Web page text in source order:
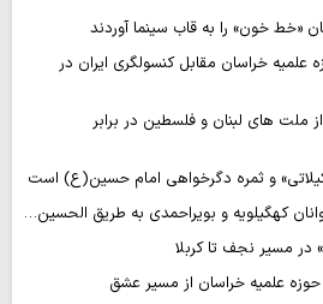
«خط خون» را به قاب سینما آوردند
علمیه خراسان مقابل کنسولگری ایران در
ملت های لبنان و فلسطین در برابر
و ثمره دگرخواهی امام حسین(ع) است
مسیر نجف تا کربلا
علمیه خراسان از مسیر عشق